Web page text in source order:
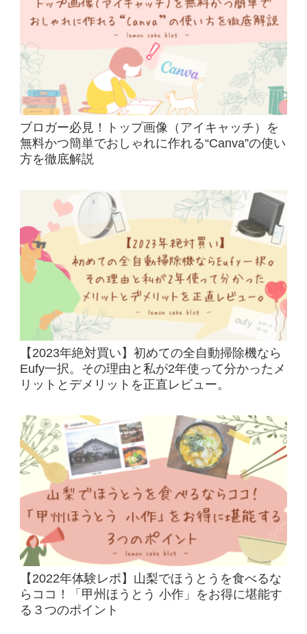
ブロガー必見！トップ画像（アイキャッチ）を
無料かつ簡単でおしゃれに作れる“Canva”の使い
方を徹底解説
【2023年絶対買い】初めての全自動掃除機なら
Eufy一択。その理由と私が2年使って分かったメ
リットとデメリットを正直レビュー。
【2022年体験レポ】山梨でほうとうを食べるな
らココ！「甲州ほうとう 小作」をお得に堪能す
る３つのポイント